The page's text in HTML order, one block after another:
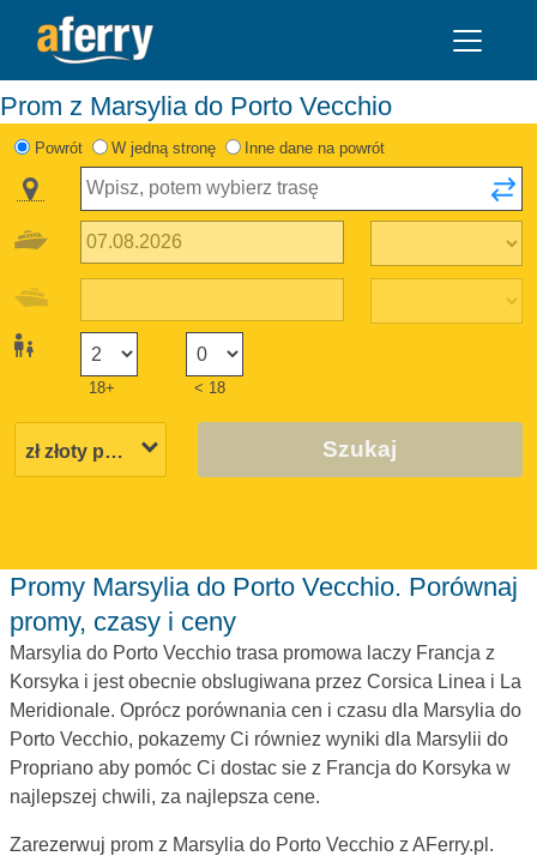
Prom z Marsylia do Porto Vecchio
Powrót W jedną stronę Inne dane na powrót
18+ < 18
Szukaj
Promy Marsylia do Porto Vecchio. Porównaj
promy, czasy i ceny
Marsylia do Porto Vecchio trasa promowa laczy Francja z
Korsyka i jest obecnie obslugiwana przez Corsica Linea i La
Meridionale. Oprócz porównania cen i czasu dla Marsylia do
Porto Vecchio, pokazemy Ci równiez wyniki dla Marsylii do
Propriano aby pomóc Ci dostac sie z Francja do Korsyka w
najlepszej chwili, za najlepsza cene.
Zarezerwuj prom z Marsylia do Porto Vecchio z AFerry.pl.